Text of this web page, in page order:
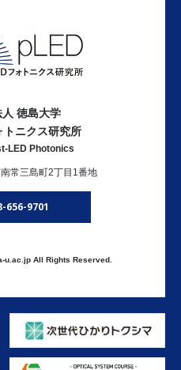
人 徳島大学
ニクス研究所
LED Photonics
常三島町2丁目1番地
656-9701
u.ac.jp All Rights Reserved.